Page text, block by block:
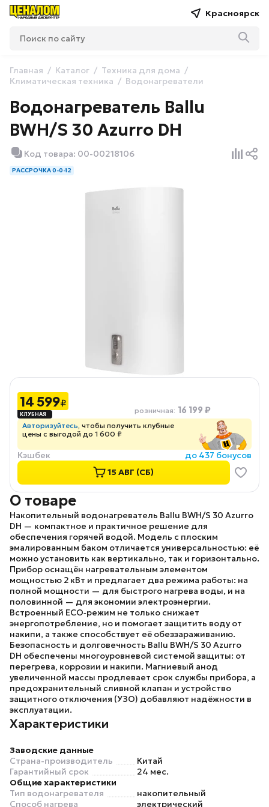
Красноярск
Главная Каталог
Техника для дома
Климатическая техника
Водонагреватели
Водонагреватель Ballu
BWH/S 30 Azurro DH
Код товара: 00-00218106
РАССРОЧКА 0-0-12
14 599₽
розничная: 16 199 ₽
Авторизуйтесь, чтобы получить клубные
цены с выгодой до 1 600 ₽
Кэшбек
до 437 бонусов
15 АВГ (СБ)
О товаре
Накопительный водонагреватель Ballu BWH/S 30 Azurro
DH — компактное и практичное решение для
обеспечения горячей водой. Модель с плоским
эмалированным баком отличается универсальностью: её
можно установить как вертикально, так и горизонтально.
Прибор оснащён нагревательным элементом
мощностью 2 кВт и предлагает два режима работы: на
полной мощности — для быстрого нагрева воды, и на
половинной — для экономии электроэнергии.
Встроенный ECO‑режим не только снижает
энергопотребление, но и помогает защитить воду от
накипи, а также способствует её обеззараживанию.
Безопасность и долговечность Ballu BWH/S 30 Azurro
DH обеспечены многоуровневой системой защиты: от
перегрева, коррозии и накипи. Магниевый анод
увеличенной массы продлевает срок службы прибора, а
предохранительный сливной клапан и устройство
защитного отключения (УЗО) добавляют надёжности в
эксплуатации.
Характеристики
Заводские данные
Страна-производитель
Китай
Гарантийный срок
24 мес.
Общие характеристики
Тип водонагревателя
накопительный
Способ нагрева
электрический